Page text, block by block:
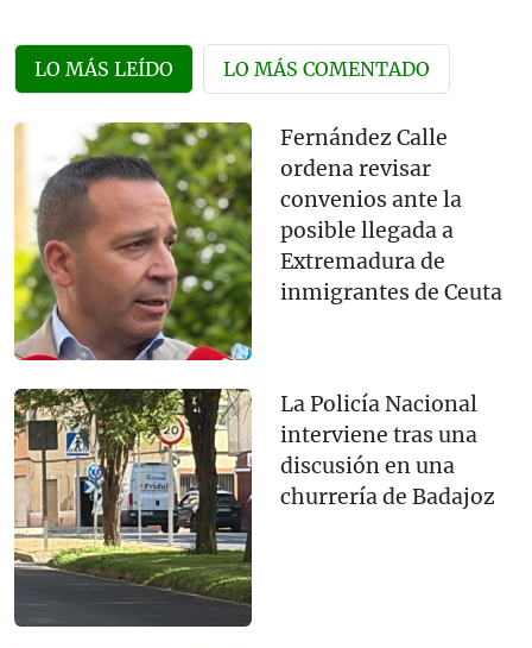
LO MÁS LEÍDO LO MÁS COMENTADO
Fernández Calle
ordena revisar
convenios ante la
posible llegada a
Extremadura de
inmigrantes de Ceuta
La Policía Nacional
interviene tras una
discusión en una
churrería de Badajoz